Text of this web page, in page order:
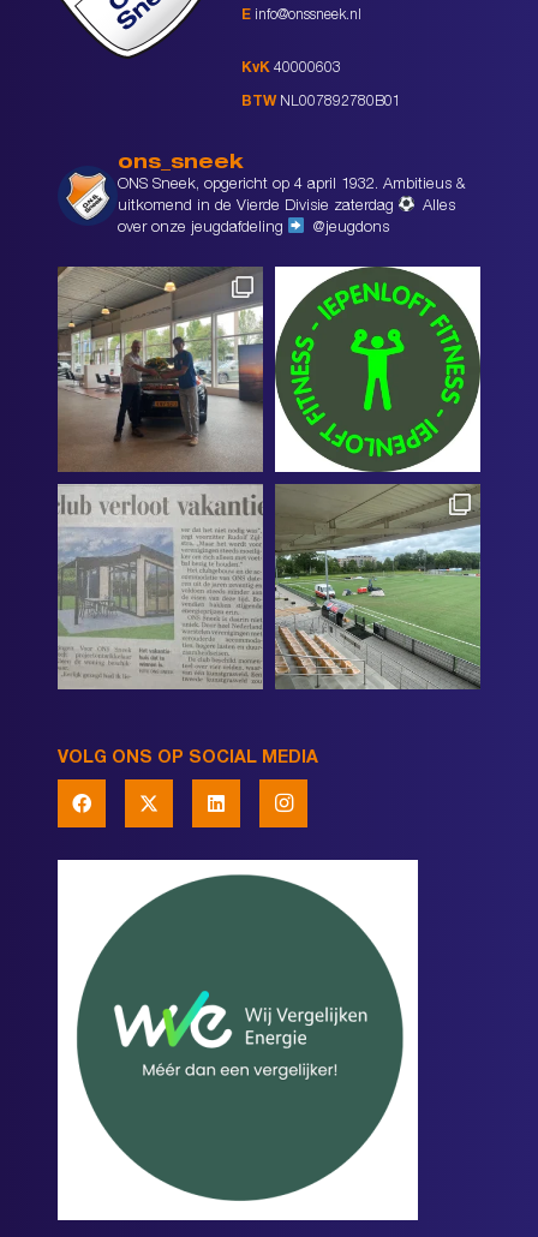
E info@onssneek.nl
KvK 40000603
BTW NL007892780B01
ons_sneek
ONS Sneek, opgericht op 4 april 1932. Ambitieus &
uitkomend in de Vierde Divisie zaterdag
Alles
over onze jeugdafdeling
@jeugdons
VOLG ONS OP SOCIAL MEDIA